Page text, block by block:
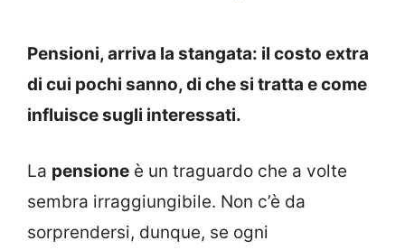
Pensioni, arriva la stangata: il costo extra
di cui pochi sanno, di che si tratta e come
influisce sugli interessati.
La pensione è un traguardo che a volte
sembra irraggiungibile. Non c’è da
sorprendersi, dunque, se ogni